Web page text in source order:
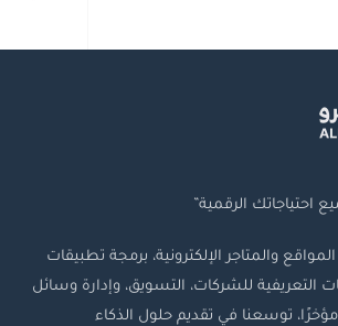
احتياجاتك الرقمية”
والمتاجر الإلكترونية، برمجة تطبيقات
التعريفية للشركات، التسويق، وإدارة وسائل
توسعنا في تقديم حلول الذكاء